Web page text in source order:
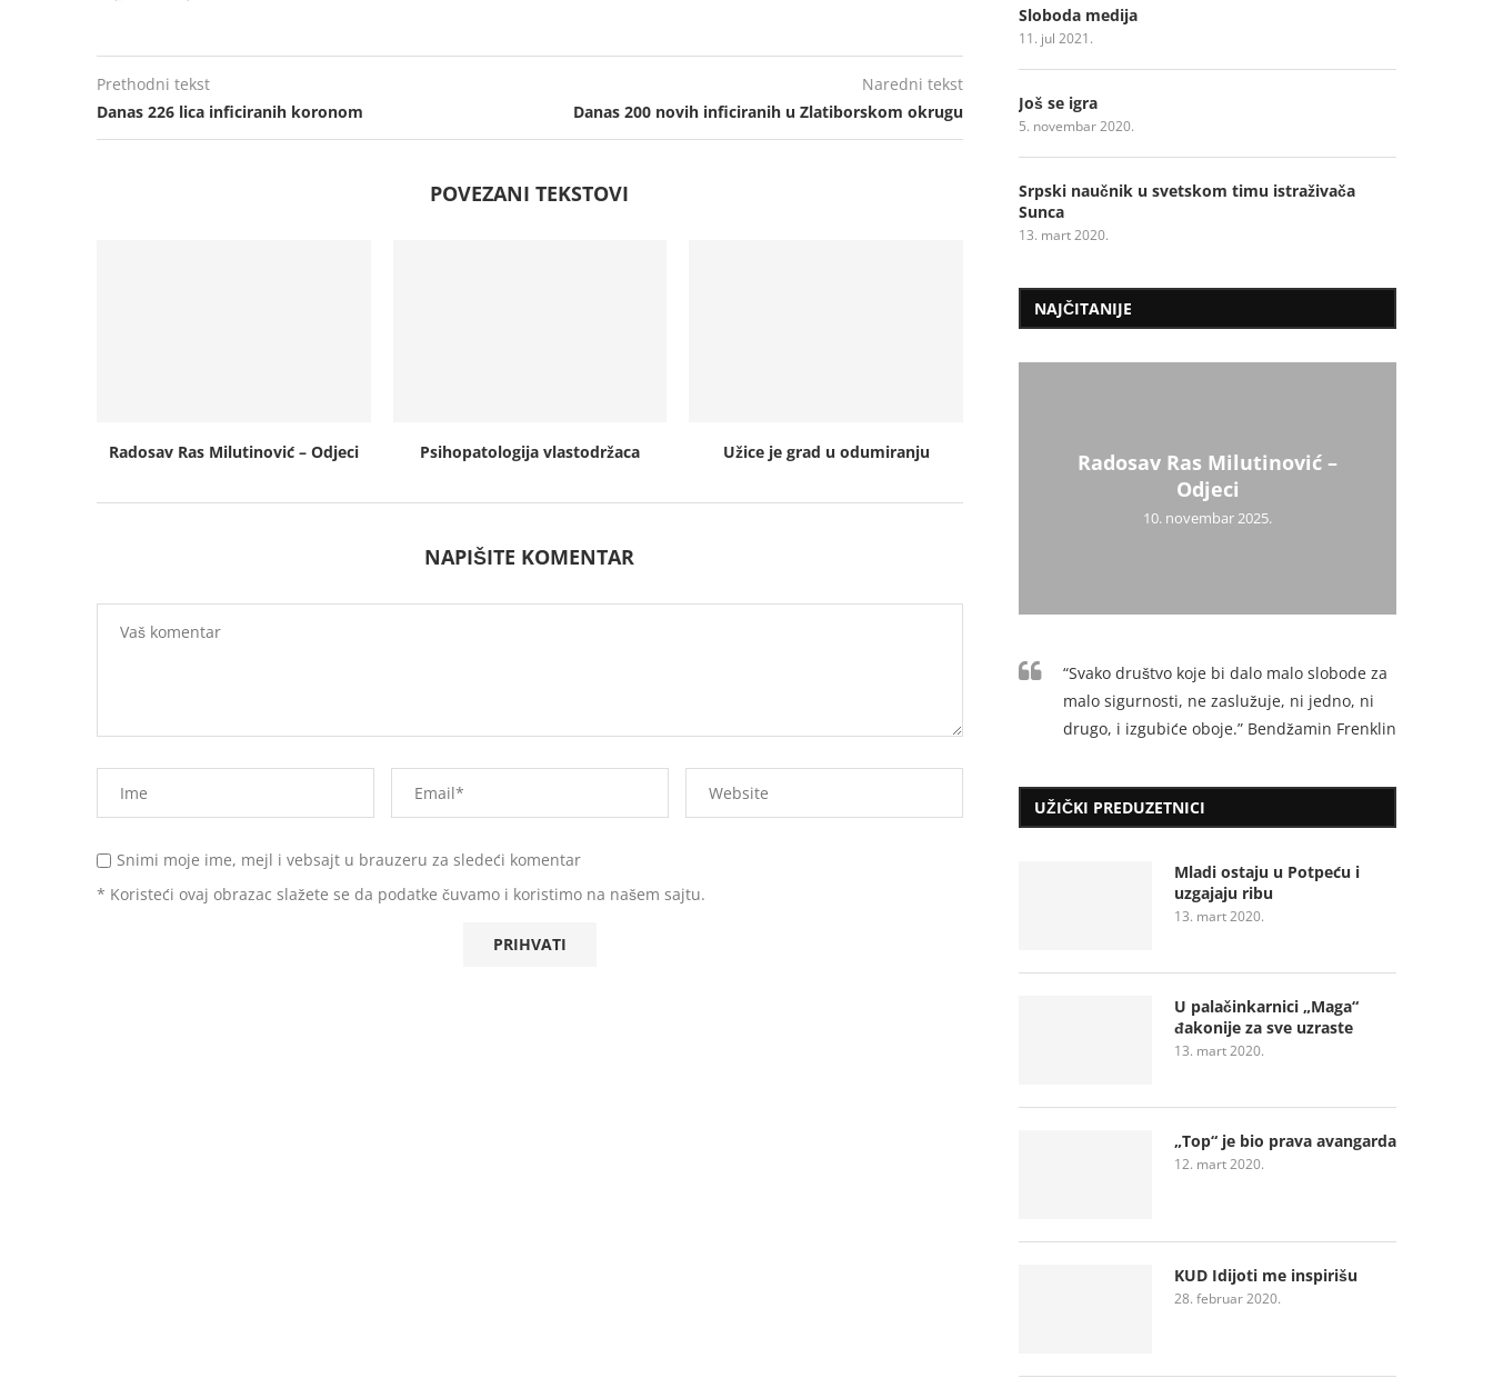
Prethodni tekst
Danas 226 lica inficiranih koronom
Naredni tekst
Danas 200 novih inficiranih u Zlatiborskom okrugu
POVEZANI TEKSTOVI
Radosav Ras Milutinović – Odjeci Psihopatologija vlastodržaca Užice je grad u odumiranju
NAPIŠITE KOMENTAR
Snimi moje ime, mejl i vebsajt u brauzeru za sledeći komentar
* Koristeći ovaj obrazac slažete se da podatke čuvamo i koristimo na našem sajtu.
Sloboda medija
11. jul 2021.
Još se igra
5. novembar 2020.
Srpski naučnik u svetskom timu istraživača
Sunca
13. mart 2020.
NAJČITANIJE
Radosav Ras Milutinović –
Odjeci
10. novembar 2025.
“Svako društvo koje bi dalo malo slobode za
malo sigurnosti, ne zaslužuje, ni jedno, ni
drugo, i izgubiće oboje.” Bendžamin Frenklin
UŽIČKI PREDUZETNICI
Mladi ostaju u Potpeću i
uzgajaju ribu
13. mart 2020.
U palačinkarnici „Maga“
đakonije za sve uzraste
13. mart 2020.
„Top“ je bio prava avangarda
12. mart 2020.
KUD Idijoti me inspirišu
28. februar 2020.